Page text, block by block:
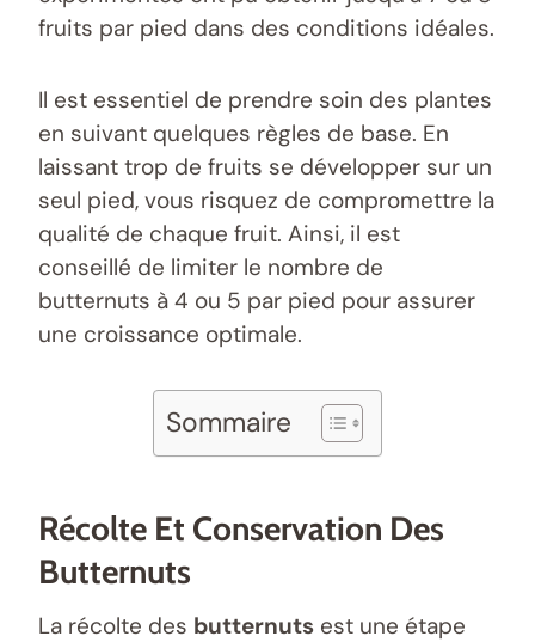
fruits par pied dans des conditions idéales.
Il est essentiel de prendre soin des plantes
en suivant quelques règles de base. En
laissant trop de fruits se développer sur un
seul pied, vous risquez de compromettre la
qualité de chaque fruit. Ainsi, il est
conseillé de limiter le nombre de
butternuts à 4 ou 5 par pied pour assurer
une croissance optimale.
Sommaire
Récolte Et Conservation Des
Butternuts
La récolte des butternuts est une étape